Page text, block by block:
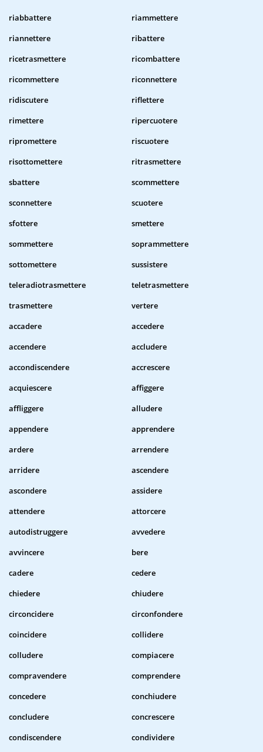
riabbattere
riammettere
riannettere
ribattere
ricetrasmettere
ricombattere
ricommettere
riconnettere
ridiscutere
riflettere
rimettere
ripercuotere
ripromettere
riscuotere
risottomettere
ritrasmettere
sbattere
scommettere
sconnettere
scuotere
sfottere
smettere
sommettere
soprammettere
sottomettere
sussistere
teleradiotrasmettere
teletrasmettere
trasmettere
vertere
accadere
accedere
accendere
accludere
accondiscendere
accrescere
acquiescere
affiggere
affliggere
alludere
appendere
apprendere
ardere
arrendere
arridere
ascendere
ascondere
assidere
attendere
attorcere
autodistruggere
avvedere
avvincere
bere
cadere
cedere
chiedere
chiudere
circoncidere
circonfondere
coincidere
collidere
colludere
compiacere
compravendere
comprendere
concedere
conchiudere
concludere
concrescere
condiscendere
condividere